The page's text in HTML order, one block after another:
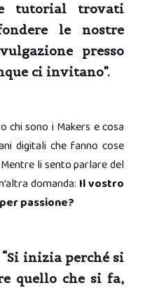
tutorial trovati
le nostre
presso
ci invitano”.
chi sono i Makers e cosa
digitali che fanno cose
li sento parlare del
domanda: Il vostro
passione?
“Si inizia perché si
quello che si fa,